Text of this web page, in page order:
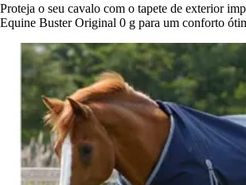
Proteja o seu cavalo com o tapete de exterior
Equine Buster Original 0 g para um conforto